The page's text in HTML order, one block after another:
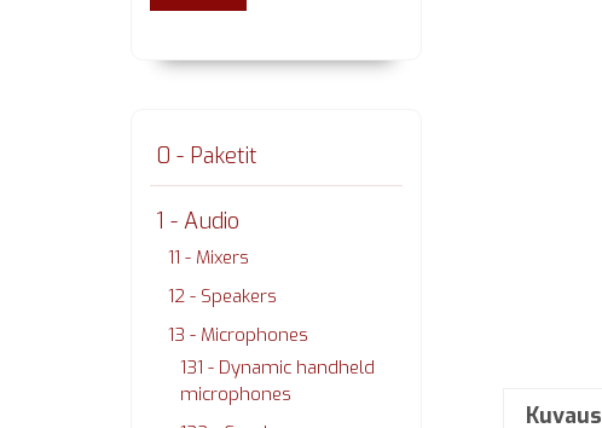
Kuvaus
0 - Paketit
1 - Audio
11 - Mixers
12 - Speakers
13 - Microphones
131 - Dynamic handheld
microphones